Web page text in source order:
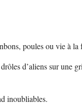
poules ou vie à la
d’aliens sur une
inoubliables.